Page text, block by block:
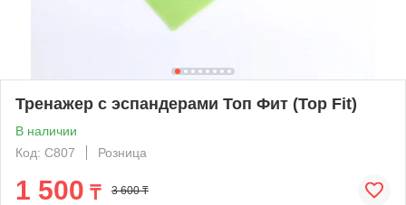
Тренажер с эспандерами Топ Фит (Top Fit)
В наличии
Код: C807
Розница
1 500 ₸ 3 600 ₸